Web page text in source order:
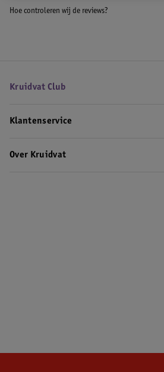
Hoe controleren wij de reviews?
Kruidvat Club
Klantenservice
Over Kruidvat